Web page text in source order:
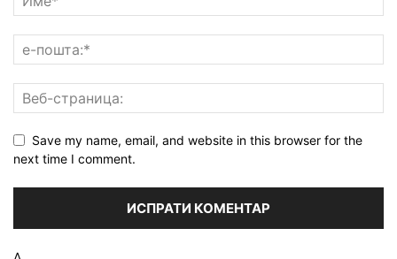
Save my name, email, and website in this browser for the
next time I comment.